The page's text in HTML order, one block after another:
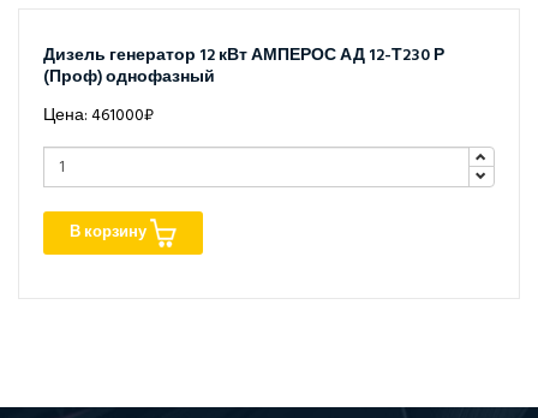
Дизель генератор 12 кВт АМПЕРОС АД 12-Т230 Р
(Проф) однофазный
Цена: 461000₽
В корзину